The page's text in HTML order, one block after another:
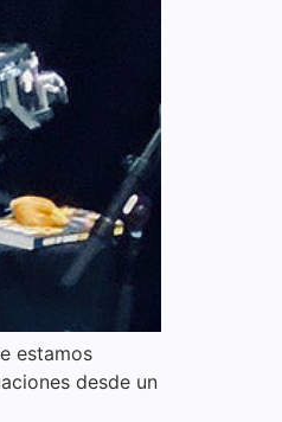
estamos
desde un